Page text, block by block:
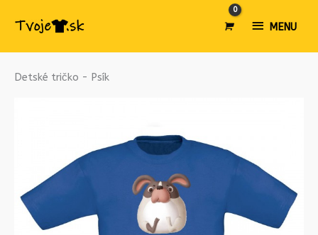
MENU
MENU
Detské tričko - Psík
množstvo